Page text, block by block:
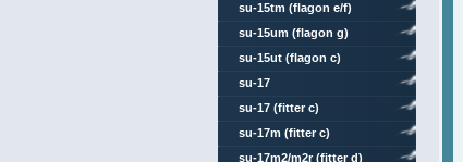
su-15tm (flagon e/f)
su-15um (flagon g)
su-15ut (flagon c)
su-17
su-17 (fitter c)
su-17m (fitter c)
su-17m2/m2r (fitter d)